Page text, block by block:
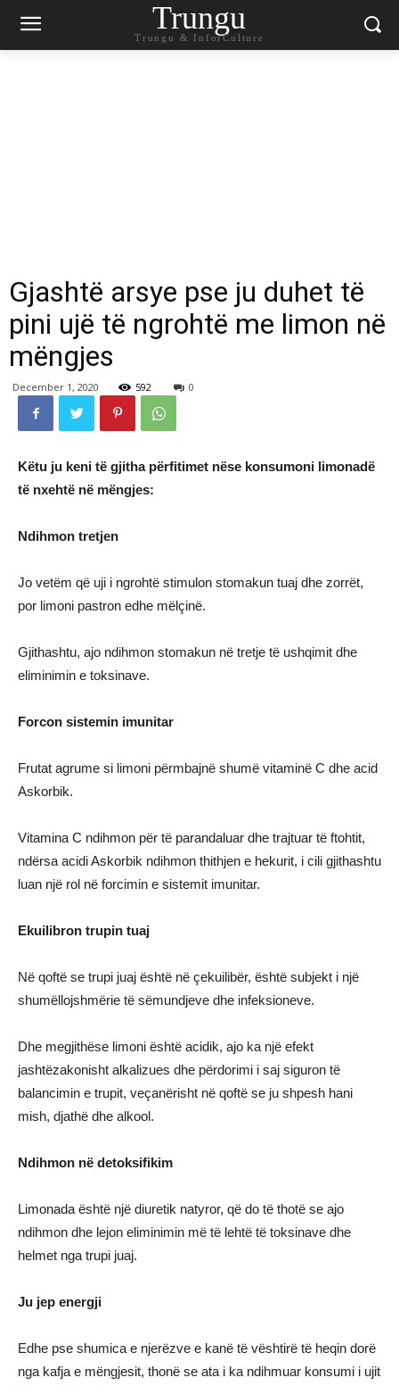
Trungu
Trungu & InforCulture
Gjashtë arsye pse ju duhet të
pini ujë të ngrohtë me limon në
mëngjes
December 1, 2020 592 0
Këtu ju keni të gjitha përfitimet nëse konsumoni limonadë
të nxehtë në mëngjes:
Ndihmon tretjen
Jo vetëm që uji i ngrohtë stimulon stomakun tuaj dhe zorrët,
por limoni pastron edhe mëlçinë.
Gjithashtu, ajo ndihmon stomakun në tretje të ushqimit dhe
eliminimin e toksinave.
Forcon sistemin imunitar
Frutat agrume si limoni përmbajnë shumë vitaminë C dhe acid
Askorbik.
Vitamina C ndihmon për të parandaluar dhe trajtuar të ftohtit,
ndërsa acidi Askorbik ndihmon thithjen e hekurit, i cili gjithashtu
luan një rol në forcimin e sistemit imunitar.
Ekuilibron trupin tuaj
Në qoftë se trupi juaj është në çekuilibër, është subjekt i një
shumëllojshmërie të sëmundjeve dhe infeksioneve.
Dhe megjithëse limoni është acidik, ajo ka një efekt
jashtëzakonisht alkalizues dhe përdorimi i saj siguron të
balancimin e trupit, veçanërisht në qoftë se ju shpesh hani
mish, djathë dhe alkool.
Ndihmon në detoksifikim
Limonada është një diuretik natyror, që do të thotë se ajo
ndihmon dhe lejon eliminimin më të lehtë të toksinave dhe
helmet nga trupi juaj.
Ju jep energji
Edhe pse shumica e njerëzve e kanë të vështirë të heqin dorë
nga kafja e mëngjesit, thonë se ata i ka ndihmuar konsumi i ujit